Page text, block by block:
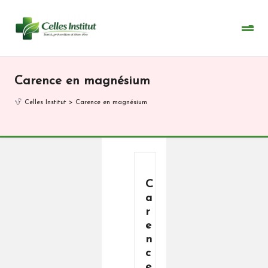
Carence en magnésium
Celles Institut> Carence en magnésium
C
a
r
e
n
c